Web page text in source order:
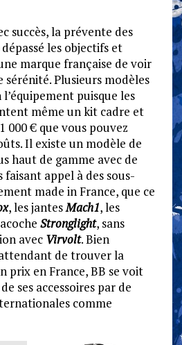
succès, la prévente des
les objectifs et
marque française de voir
sérénité. Plusieurs modèles
puisque les
même un kit cadre et
000 € que vous pouvez
Il existe un modèle de
haut de gamme avec de
appel à des sous-
made in France, que ce
, les jantesMach1, les
Stronglight, sans
avec Virvolt. Bien
de trouver la
prix en France, BB se voit
ses accessoires par de
comme